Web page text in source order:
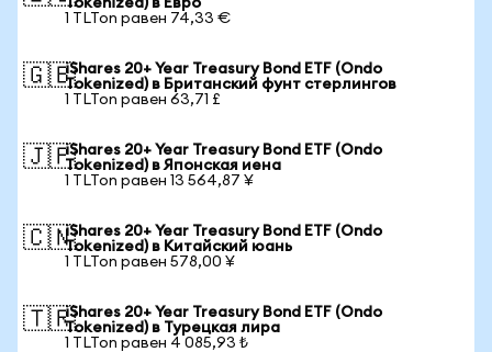
Tokenized) в Евро
1 TLTon равен 74,33 €
🇬🇧iShares 20+ Year Treasury Bond ETF (Ondo
Tokenized) в Британский фунт стерлингов
1 TLTon равен 63,71 £
🇯🇵iShares 20+ Year Treasury Bond ETF (Ondo
Tokenized) в Японская иена
1 TLTon равен 13 564,87 ¥
🇨🇳iShares 20+ Year Treasury Bond ETF (Ondo
Tokenized) в Китайский юань
1 TLTon равен 578,00 ¥
🇹🇷iShares 20+ Year Treasury Bond ETF (Ondo
Tokenized) в Турецкая лира
1 TLTon равен 4 085,93 ₺